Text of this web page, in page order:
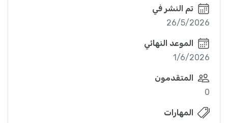
تم النشر في
26/5/2026
الموعد النهائي
1/6/2026
المتقدمون
0
المهارات